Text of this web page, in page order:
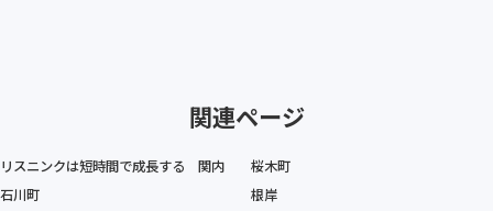
関連ページ
リスニンクは短時間で成長する 関内
桜木町
石川町
根岸